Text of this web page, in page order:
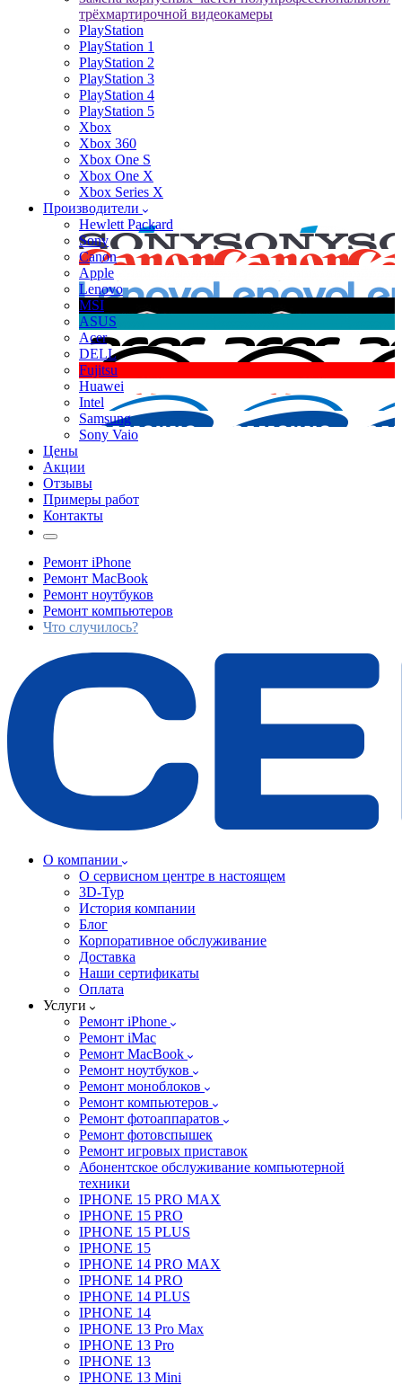
трёхмартирочной видеокамеры
PlayStation
PlayStation 1
PlayStation 2
PlayStation 3
PlayStation 4
PlayStation 5
Xbox
Xbox 360
Xbox One S
Xbox One X
Xbox Series X
Производители
Hewlett Packard
Sony
Canon
Apple
Lenovo
MSI
ASUS
Acer
DELL
Fujitsu
Huawei
Intel
Samsung
Sony Vaio
Цены
Акции
Отзывы
Примеры работ
Контакты
Ремонт iPhone
Ремонт MacBook
Ремонт ноутбуков
Ремонт компьютеров
Что случилось?
О компании
О сервисном центре в настоящем
3D-Тур
История компании
Блог
Корпоративное обслуживание
Доставка
Наши сертификаты
Оплата
Услуги
Ремонт iPhone
Ремонт iMac
Ремонт MacBook
Ремонт ноутбуков
Ремонт моноблоков
Ремонт компьютеров
Ремонт фотоаппаратов
Ремонт фотовспышек
Ремонт игровых приставок
Абонентское обслуживание компьютерной
техники
IPHONE 15 PRO MAX
IPHONE 15 PRO
IPHONE 15 PLUS
IPHONE 15
IPHONE 14 PRO MAX
IPHONE 14 PRO
IPHONE 14 PLUS
IPHONE 14
IPHONE 13 Pro Max
IPHONE 13 Pro
IPHONE 13
IPHONE 13 Mini